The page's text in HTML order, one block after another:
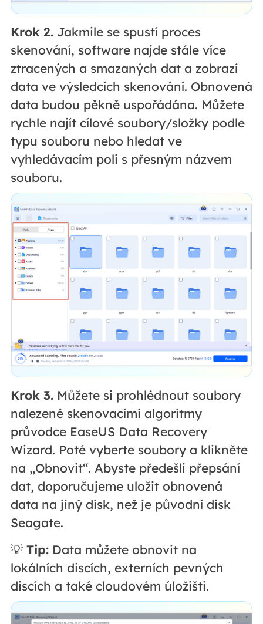
Krok 2.Jakmile se spustí proces
skenování, software najde stále více
ztracených a smazaných dat a zobrazí
data ve výsledcích skenování. Obnovená
data budou pěkně uspořádána. Můžete
rychle najít cílové soubory/složky podle
typu souboru nebo hledat ve
vyhledávacím poli s přesným názvem
souboru.
Krok 3.Můžete si prohlédnout soubory
nalezené skenovacími algoritmy
průvodce EaseUS Data Recovery
Wizard. Poté vyberte soubory a klikněte
na „Obnovit“. Abyste předešli přepsání
dat, doporučujeme uložit obnovená
data na jiný disk, než je původní disk
Seagate.
💡 Tip:Data můžete obnovit na
lokálních discích, externích pevných
discích a také cloudovém úložišti.